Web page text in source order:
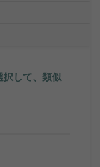
択して、類似